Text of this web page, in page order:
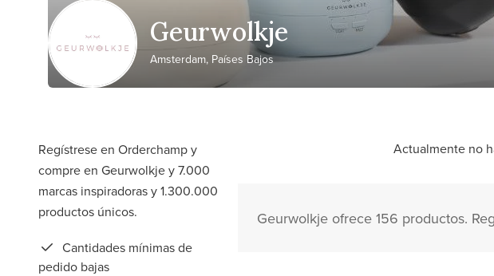
Geurwolkje
Amsterdam, Países Bajos
Regístrese en Orderchamp y
compre en Geurwolkje y 7.000
marcas inspiradoras y 1.300.000
productos únicos.
Cantidades mínimas de
pedido bajas
Actualmente no
Geurwolkje ofrece 156 productos.